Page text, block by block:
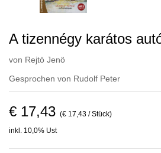
A tizennégy karátos
von Rejtö Jenö
Gesprochen von Rudolf Peter
€ 17,43 (€ 17,43 / Stück)
inkl. 10,0% Ust